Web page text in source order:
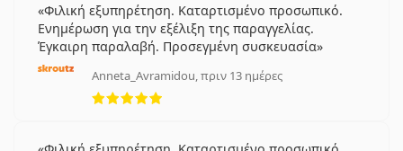
Φιλική εξυπηρέτηση. Καταρτισμένο προσωπικό.
Ενημέρωση για την εξέλιξη της παραγγελίας.
Έγκαιρη παραλαβή. Προσεγμένη συσκευασία
Anneta_Avramidou, πριν 13 ημέρες
5 αξιολογήσεις από 5